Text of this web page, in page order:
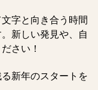
字と向き合う時間
。新しい発見や、自
さい！
新年のスタート を